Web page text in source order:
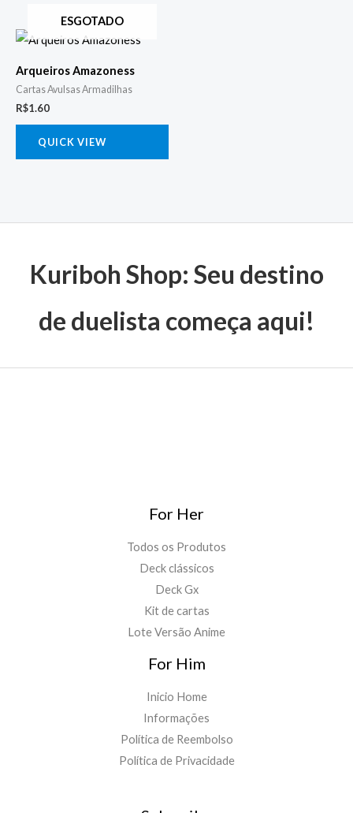
ESGOTADO
Arqueiros Amazoness
Cartas Avulsas Armadilhas
R$1.60
QUICK VIEW
Kuriboh Shop: Seu destino
de duelista começa aqui!
For Her
Todos os Produtos
Deck clássicos
Deck Gx
Kit de cartas
Lote Versão Anime
For Him
Inicio Home
Informações
Política de Reembolso
Política de Privacidade